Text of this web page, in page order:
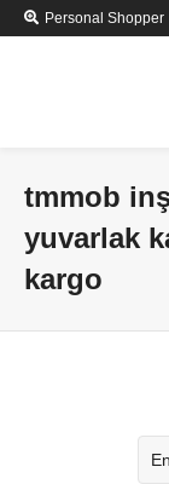
Personal Shopper
tmmob
yuvarlak
kargo